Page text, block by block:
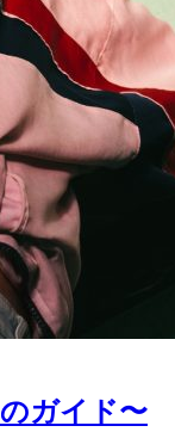
ガイド〜